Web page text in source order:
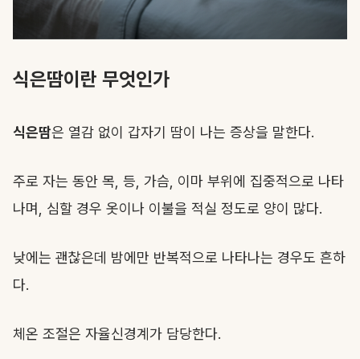
식은땀이란 무엇인가
식은땀은 열감 없이 갑자기 땀이 나는 증상을 말한다.
주로 자는 동안 목, 등, 가슴, 이마 부위에 집중적으로 나타
나며, 심할 경우 옷이나 이불을 적실 정도로 양이 많다.
낮에는 괜찮은데 밤에만 반복적으로 나타나는 경우도 흔하
다.
체온 조절은 자율신경계가 담당한다.